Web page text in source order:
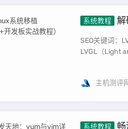
系统教程
SEO关键词：
LVGL（Light
主机测评
系统教程